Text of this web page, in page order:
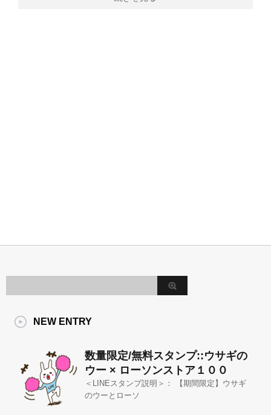
NEW ENTRY
数量限定/無料スタンプ::ウサギの
ウー × ローソンストア１００
＜LINEスタンプ説明＞： 【期間限定】ウサギ
のウーとローソ